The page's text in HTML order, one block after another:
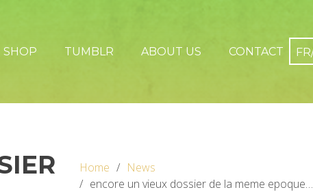
SHOP TUMBLR ABOUT US CONTACT
Home
News
encore un vieux dossier de la meme epoque…